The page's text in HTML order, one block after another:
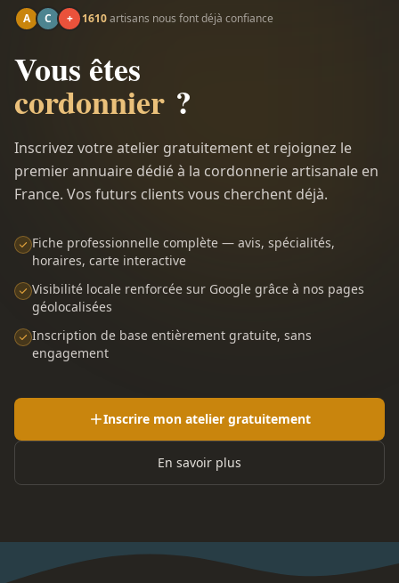
A C + 1610artisans nous font déjà confiance
Vous êtes
cordonnier ?
Inscrivez votre atelier gratuitement et rejoignez le
premier annuaire dédié à la cordonnerie artisanale en
France. Vos futurs clients vous cherchent déjà.
Fiche professionnelle complète — avis, spécialités,
horaires, carte interactive
Visibilité locale renforcée sur Google grâce à nos pages
géolocalisées
Inscription de base entièrement gratuite, sans
engagement
Inscrire mon atelier gratuitement
En savoir plus